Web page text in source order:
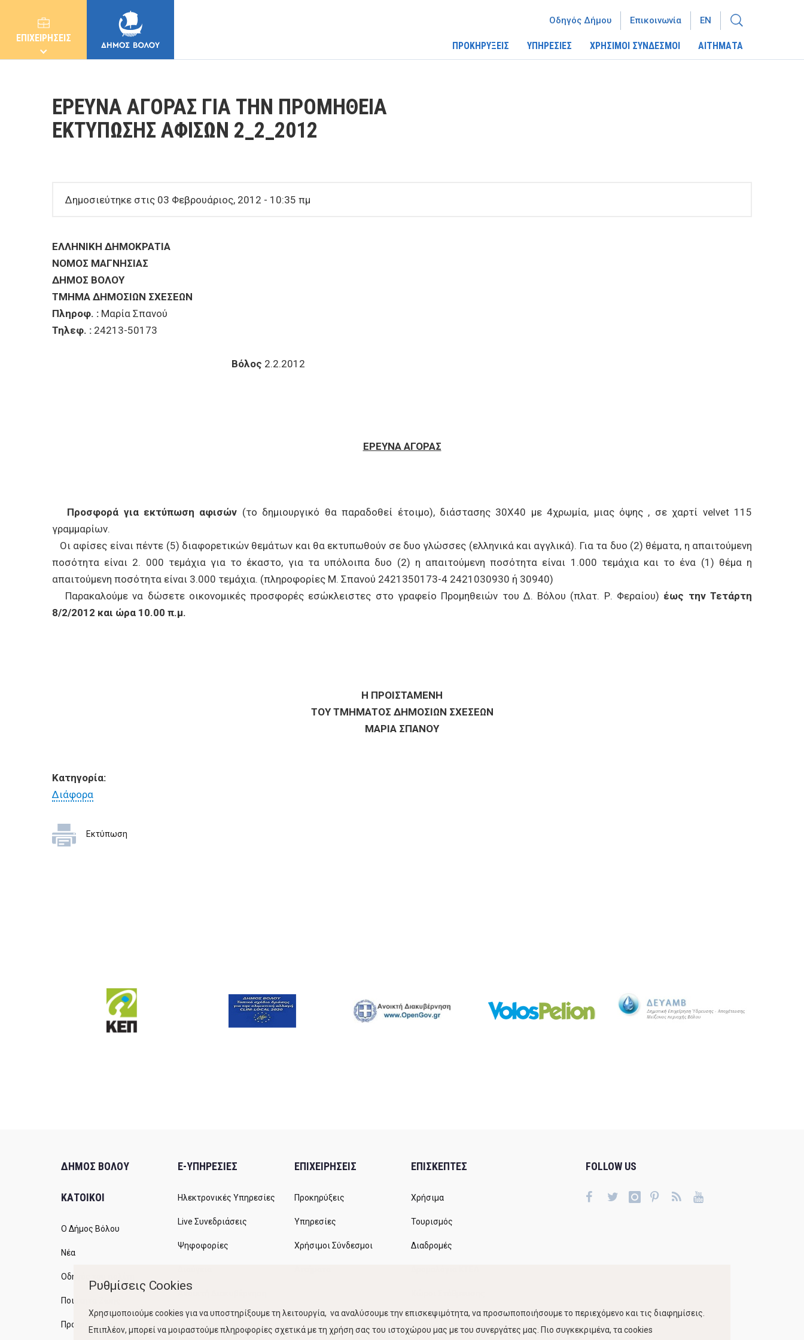
ΕΠΙΧΕΙΡΗΣΕΙΣ
ΕΠΙΧΕΙΡΗΣΕΙΣ
ΕΠΙΣΚΕΠΤΕΣ
ΠΡΟΚΗΡΥΞΕΙΣ ΥΠΗΡΕΣΙΕΣ ΧΡΗΣΙΜΟΙ ΣΥΝΔΕΣΜΟΙ ΑΙΤΗΜΑΤΑ
Οδηγός Δήμου Επικοινωνία EN
ΕΡΕΥΝΑ ΑΓΟΡΑΣ ΓΙΑ ΤΗΝ ΠΡΟΜΗΘΕΙΑ
ΕΚΤΥΠΩΣΗΣ ΑΦΙΣΩΝ 2_2_2012
Δημοσιεύτηκε στις 03 Φεβρουάριος, 2012 - 10:35 πμ
ΕΛΛΗΝΙΚΗ ΔΗΜΟΚΡΑΤΙΑ
ΝΟΜΟΣ ΜΑΓΝΗΣΙΑΣ
ΔΗΜΟΣ ΒΟΛΟΥ
ΤΜΗΜΑ ΔΗΜΟΣΙΩΝ ΣΧΕΣΕΩΝ
Πληροφ. : Μαρία Σπανού
Τηλεφ. : 24213-50173
Βόλος 2.2.2012
ΕΡΕΥΝΑ ΑΓΟΡΑΣ
Προσφορά για εκτύπωση αφισών (το δημιουργικό θα παραδοθεί έτοιμο), διάστασης 30Χ40 με 4χρωμία, μιας όψης , σε χαρτί velvet 115
γραμμαρίων.
Οι αφίσες είναι πέντε (5) διαφορετικών θεμάτων και θα εκτυπωθούν σε δυο γλώσσες (ελληνικά και αγγλικά). Για τα δυο (2) θέματα, η απαιτούμενη
ποσότητα είναι 2. 000 τεμάχια για το έκαστο, για τα υπόλοιπα δυο (2) η απαιτούμενη ποσότητα είναι 1.000 τεμάχια και το ένα (1) θέμα η
απαιτούμενη ποσότητα είναι 3.000 τεμάχια. (πληροφορίες Μ. Σπανού 2421350173-4 2421030930 ή 30940)
Παρακαλούμε να δώσετε οικονομικές προσφορές εσώκλειστες στο γραφείο Προμηθειών του Δ. Βόλου (πλατ. Ρ. Φεραίου) έως την Τετάρτη
8/2/2012 και ώρα 10.00 π.μ.
Η ΠΡΟΙΣΤΑΜΕΝΗ
ΤΟΥ ΤΜΗΜΑΤΟΣ ΔΗΜΟΣΙΩΝ ΣΧΕΣΕΩΝ
ΜΑΡΙΑ ΣΠΑΝΟΥ
Κατηγορία:
Διάφορα
Εκτύπωση
ΔΗΜΟΣ ΒΟΛΟΥ
ΚΑΤΟΙΚΟΙ
Ο Δήμος Βόλου
Νέα
Οδηγός του πολίτη
Ποιότητα Ζωής
Προγράμματα
E-ΥΠΗΡΕΣΙΕΣ
Ηλεκτρονικές Υπηρεσίες
Live Συνεδριάσεις
Ψηφοφορίες
ΕΠΙΧΕΙΡΗΣΕΙΣ
Προκηρύξεις
Υπηρεσίες
Χρήσιμοι Σύνδεσμοι
ΕΠΙΣΚΕΠΤΕΣ
Χρήσιμα
Τουρισμός
Διαδρομές
Κίνηση Λιμένος
FOLLOW US
Ρυθμίσεις Cookies
Χρησιμοποιούμε cookies για να υποστηρίξουμε τη λειτουργία, να αναλύσουμε την επισκεψιμότητα, να προσωποποιήσουμε το περιεχόμενο και τις διαφημίσεις.
Επιπλέον, μπορεί να μοιραστούμε πληροφορίες σχετικά με τη χρήση σας του ιστοχώρου μας με του συνεργάτες μας. Πιο συγκεκριμένα, τα cookies